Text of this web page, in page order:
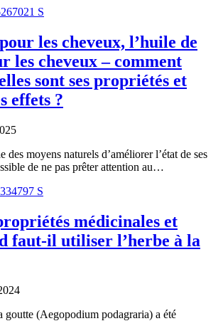
les cheveux, l’huile de
les cheveux – comment
sont ses propriétés et
effets ?
des moyens naturels d’améliorer l’état de ses
de ne pas prêter attention au…
médicinales et
faut-il utiliser l’herbe à la
goutte (Aegopodium podagraria) a été